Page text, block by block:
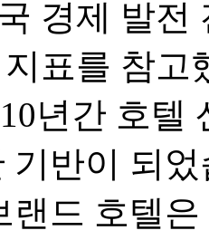
경제 발전
표를 참고
년간 호텔
기반이 되
랜드 호텔